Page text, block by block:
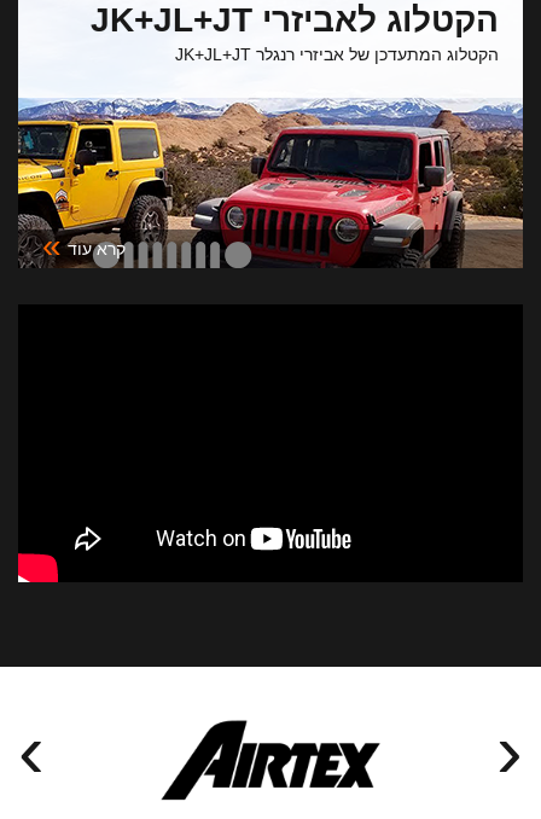
הקטלוג לאביזרי JK+JL+JT
הקטלוג המתעדכן של אביזרי רנגלר JK+JL+JT
קרא עוד »
› ‹